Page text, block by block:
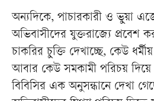
অন্যদিকে, পাচারকারী ও ভুয়া
অভিবাসীদের যুক্তরাজ্যে প্রবেশ
চাকরির চুক্তি দেখাচ্ছে, কেউ
আবার কেউ সমকামী পরিচয় দিয়ে
বিবিসির এক অনুসন্ধানে দেখা